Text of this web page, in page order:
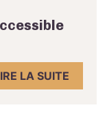
LA SUITE